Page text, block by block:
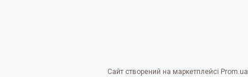
Сайт створений на маркетплейсі Prom.ua